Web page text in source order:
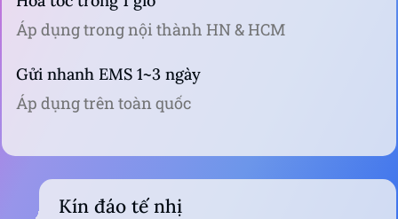
Áp dụng trong nội thành HN & HCM
Gửi nhanh EMS 1~3 ngày
Áp dụng trên toàn quốc
Kín đáo tế nhị